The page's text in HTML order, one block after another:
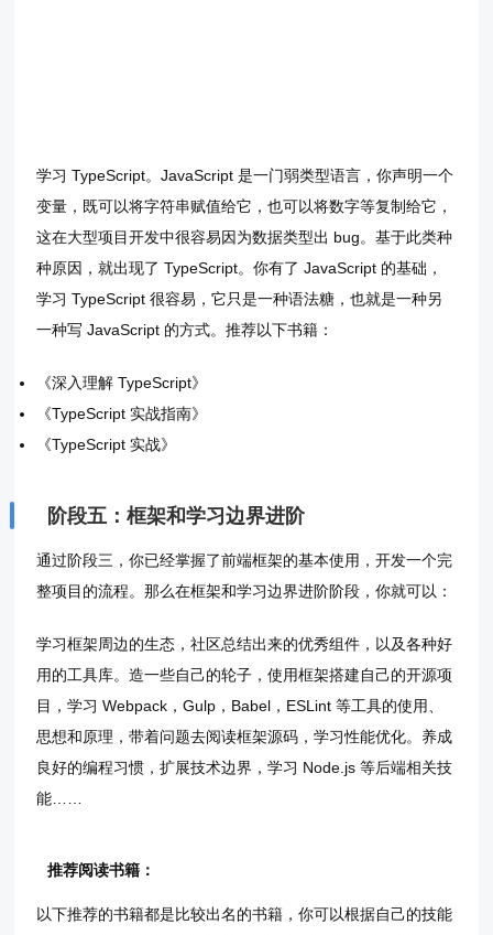
学习 TypeScript。JavaScript 是一门弱类型语言，你声明一个
变量，既可以将字符串赋值给它，也可以将数字等复制给它，
这在大型项目开发中很容易因为数据类型出 bug。基于此类种
种原因，就出现了 TypeScript。你有了 JavaScript 的基础，
学习 TypeScript 很容易，它只是一种语法糖，也就是一种另
一种写 JavaScript 的方式。推荐以下书籍：
《深入理解 TypeScript》
《TypeScript 实战指南》
《TypeScript 实战》
阶段五：框架和学习边界进阶
通过阶段三，你已经掌握了前端框架的基本使用，开发一个完
整项目的流程。那么在框架和学习边界进阶阶段，你就可以：
学习框架周边的生态，社区总结出来的优秀组件，以及各种好
用的工具库。造一些自己的轮子，使用框架搭建自己的开源项
目，学习 Webpack，Gulp，Babel，ESLint 等工具的使用、
思想和原理，带着问题去阅读框架源码，学习性能优化。养成
良好的编程习惯，扩展技术边界，学习 Node.js 等后端相关技
能……
推荐阅读书籍：
以下推荐的书籍都是比较出名的书籍，你可以根据自己的技能